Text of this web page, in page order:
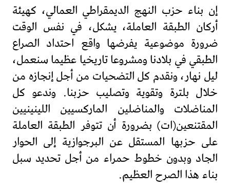
إن بناء حزب النهج الديمقراطي العمالي، كهيئة
أركان الطبقة العاملة، يشكل، في نفس الوقت
ضرورة موضوعية يفرضها واقع احتداد الصراع
الطبقي في بلادنا ومشروعا تاريخيا عظيما سنعمل،
ليل نهار، ونقدم كل التضحيات من أجل إنجازه من
خلال بلترة وتقوية وتصليب حزبنا. وندعو كل
المناضلات والمناضلين الماركسيين اللينينيين
المقتنعين(ات) بضرورة أن تتوفر الطبقة العاملة
على حزبها المستقل عن البرجوازية إلى الحوار
الجاد وبدون خطوط حمراء من أجل تحديد سبل
بناء هذا الصرح العظيم.